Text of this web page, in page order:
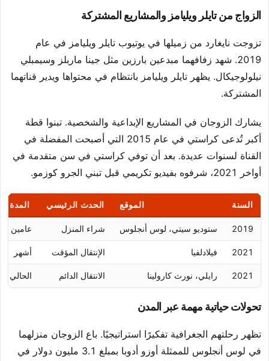
الزواج من تايلر ويليامز والمشاريع المشتركة
تزوجت نايغارد من زميلها في يوتيوب تايلر ويليامز في عام
2019. شهد زفافهما مبدعين بارزين مثل جينا ماربلز وسيمبلي
نيلولوجيكال. يظهر تايلر ويليامز بانتظام في محتواها ويدير قناتهما
المشتركة.
يشارك الزوجان في المشاريع الإبداعية والشخصية. تبنوا قطة
أكبر تُدعى كراستي في عام 2015 التي أصبحت المفضلة في
القناة لسنوات عديدة. بعد أن توفي كراستي في سن متقدمة في
أواخر 2021، شرفوه بفيديو تكريمي قبل تبني الجرو كوزمو.
السنة الموقع الحدث الرئيسي المدة
2019 ستوديو سيتي، لوس أنجلوس شراء المنزل عامين
2021 فيلادلفيا الإنتقال المؤقت أشهر
2021 رايلي، نورث كارولينا الانتقال الدائم الحالي
تحولات حياتية مهمة عبر المدن
تظهر رحلتهم الجغرافية تفكيرًا استراتيجيًا. باع الزوجان منزلهما
في لوس أنجلوس للممثلة أوزو أدوبا بمبلغ 3.1 مليون دولار في